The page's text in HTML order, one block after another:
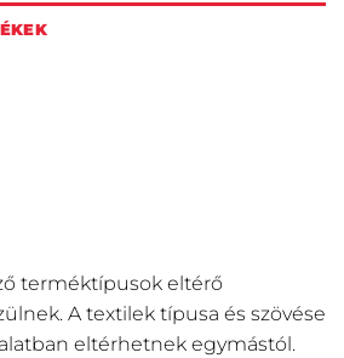
terméktípusok eltérő
A textilek típusa és szövése
eltérhetnek egymástól.